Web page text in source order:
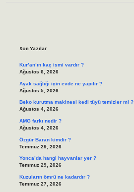
Son Yazılar
Kur’an’ın kaç ismi vardır ?
Ağustos 6, 2026
Ayak sağlığı için evde ne yapılır ?
Ağustos 5, 2026
Beko kurutma makinesi kedi tüyü temizler mi ?
Ağustos 4, 2026
AMG farkı nedir ?
Ağustos 4, 2026
Özgür Baran kimdir ?
Temmuz 29, 2026
Yonca’da hangi hayvanlar yer ?
Temmuz 29, 2026
Kuzuların ömrü ne kadardır ?
Temmuz 27, 2026